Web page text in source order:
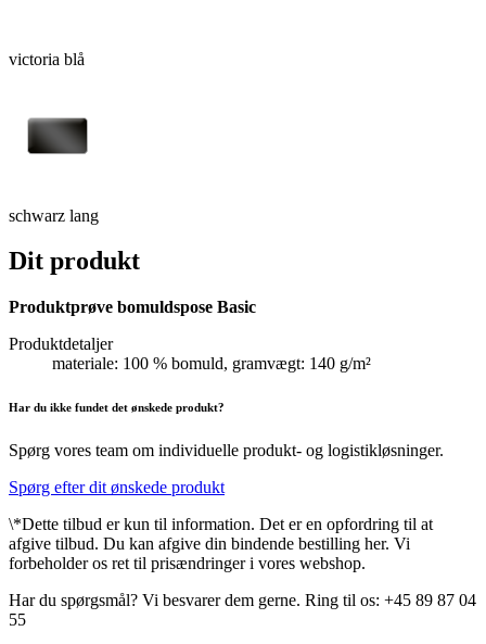
victoria blå
schwarz lang
Dit produkt
Produktprøve bomuldspose Basic
Produktdetaljer
materiale: 100 % bomuld, gramvægt: 140 g/m²
Har du ikke fundet det ønskede produkt?
Spørg vores team om individuelle produkt- og logistikløsninger.
Spørg efter dit ønskede produkt
\*Dette tilbud er kun til information. Det er en opfordring til at
afgive tilbud. Du kan afgive din bindende bestilling her. Vi
forbeholder os ret til prisændringer i vores webshop.
Har du spørgsmål? Vi besvarer dem gerne. Ring til os: +45 89 87 04
55